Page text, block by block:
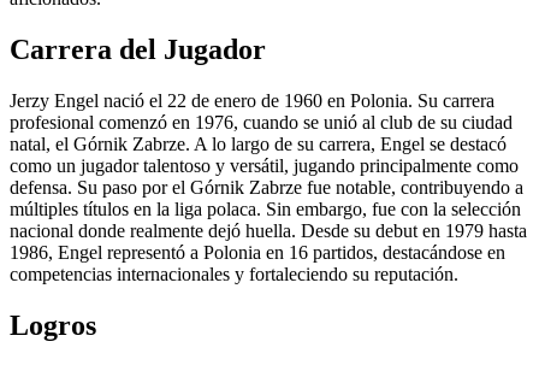
Carrera del Jugador
Jerzy Engel nació el 22 de enero de 1960 en Polonia. Su carrera
profesional comenzó en 1976, cuando se unió al club de su ciudad
natal, el Górnik Zabrze. A lo largo de su carrera, Engel se destacó
como un jugador talentoso y versátil, jugando principalmente como
defensa. Su paso por el Górnik Zabrze fue notable, contribuyendo a
múltiples títulos en la liga polaca. Sin embargo, fue con la selección
nacional donde realmente dejó huella. Desde su debut en 1979 hasta
1986, Engel representó a Polonia en 16 partidos, destacándose en
competencias internacionales y fortaleciendo su reputación.
Logros